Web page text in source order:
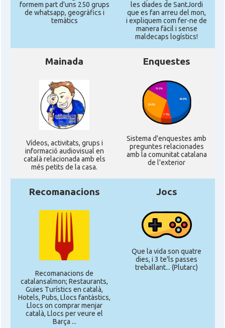
formem part d'uns 250 grups
de whatsapp, geogràfics i
temàtics
les diades de SantJordi
que es fan arreu del mon,
i expliquem com fer-ne de
manera fàcil i sense
maldecaps logí­stics!
Mainada
Ví­deos, activitats, grups i
informació audiovisual en
català relacionada amb els
més petits de la casa.
Enquestes
Sistema d'enquestes amb
preguntes relacionades
amb la comunitat catalana
de l'exterior
Recomanacions
Recomanacions de
catalansalmon; Restaurants,
Guies Turístics en català,
Hotels, Pubs, Llocs fantàstics,
Llocs on comprar menjar
català, Llocs per veure el
Barça ...
Jocs
Que la vida son quatre
dies, i 3 te'ls passes
treballant... (Plutarc)